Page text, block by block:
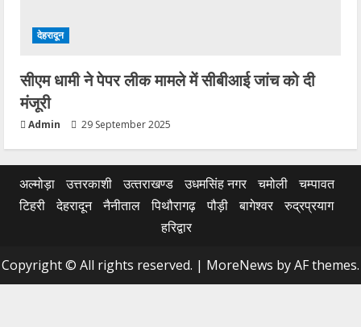
देहरादून
सीएम धामी ने पेपर लीक मामले में सीबीआई जांच को दी
मंजूरी
Admin 29 September 2025
अल्मोड़ा उत्तरकाशी उत्‍तराखण्‍ड उधमसिंह नगर चमोली
चम्पावत
टिहरी
देहरादून नैनीताल पिथौरागढ़ पौड़ी बागेश्वर
रुद्रप्रयाग
हरिद्वार
Copyright © All rights reserved. | MoreNews by AF themes.